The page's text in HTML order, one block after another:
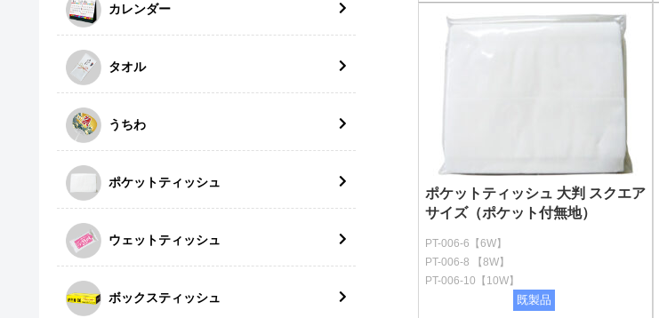
ポケットティッシュ 大判 スクエア
サイズ（ポケット付無地）
PT-006-6【6W】
PT-006-8 【8W】
PT-006-10【10W】
既製品
カレンダー
タオル
うちわ
ポケットティッシュ
ウェットティッシュ
ボックスティッシュ